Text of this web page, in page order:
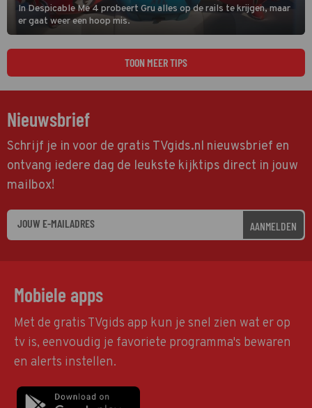
In Despicable Me 4 probeert Gru alles op de rails te krijgen, maar
er gaat weer een hoop mis.
TOON MEER TIPS
Nieuwsbrief
Schrijf je in voor de gratis TVgids.nl nieuwsbrief en
ontvang iedere dag de leukste kijktips direct in jouw
mailbox!
AANMELDEN
Mobiele apps
Met de gratis TVgids app kun je snel zien wat er op
tv is, eenvoudig je favoriete programma's bewaren
en alerts instellen.